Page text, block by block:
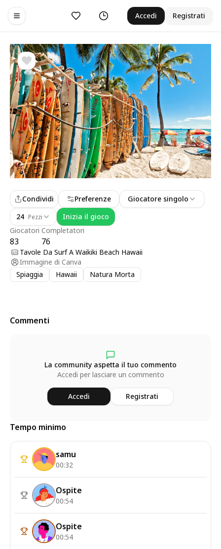
Toggle navigation menu
Preferiti Cronologia Accedi Registrati
Giocatori
83
Completatori
76
Condividi Preferenze
Giocatore singolo
24 Pezzi Inizia il gioco
Tavole Da Surf A Waikiki Beach Hawaii
Immagine di Canva
Spiaggia
Hawaii Natura Morta
Commenti
La community aspetta il tuo commento
Accedi per lasciare un commento
Accedi Registrati
Tempo minimo
samu
00:32
Ospite
00:54
Ospite
00:54